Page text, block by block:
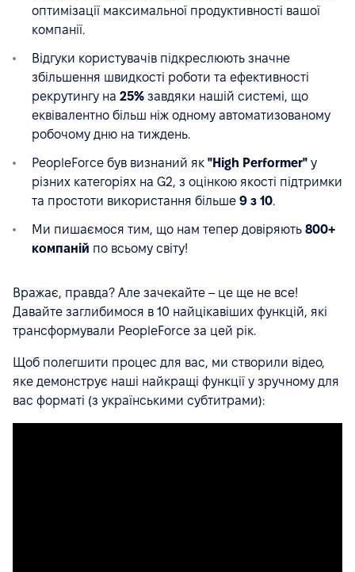
оптимізації максимальної продуктивності вашої
компанії.
Відгуки користувачів підкреслюють значне
збільшення швидкості роботи та ефективності
рекрутингу на 25% завдяки нашій системі, що
еквівалентно більш ніж одному автоматизованому
робочому дню на тиждень.
PeopleForce був визнаний як "High Performer" у
різних категоріях на G2, з оцінкою якості підтримки
та простоти використання більше 9 з 10.
Ми пишаємося тим, що нам тепер довіряють 800+
компаній по всьому світу!
Вражає, правда? Але зачекайте – це ще не все!
Давайте заглибимося в 10 найцікавіших функцій, які
трансформували PeopleForce за цей рік.
Щоб полегшити процес для вас, ми створили відео,
яке демонструє наші найкращі функції у зручному для
вас форматі (з українськими субтитрами):